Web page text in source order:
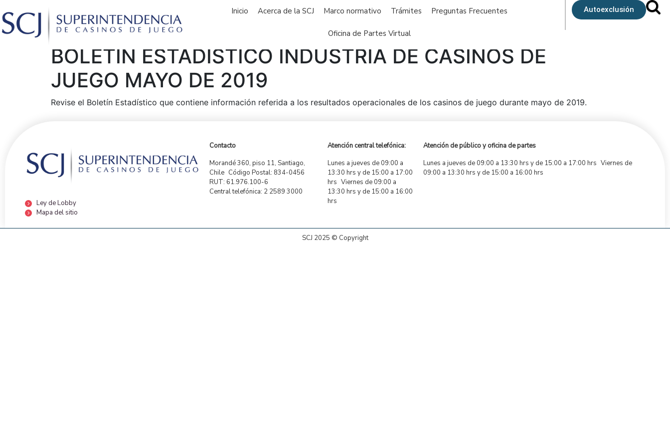
Inicio Acerca de la SCJ Marco normativo Trámites Preguntas Frecuentes
Oficina de Partes Virtual
Autoexclusión
BOLETÍN ESTADÍSTICO INDUSTRIA DE CASINOS DE
JUEGO MAYO DE 2019
Revise el Boletín Estadístico que contiene información referida a los resultados operacionales de los casinos de juego durante mayo de 2019.
Ley de Lobby
Mapa del sitio
Contacto
Morandé 360, piso 11, Santiago,
Chile Código Postal: 834-0456
RUT: 61.976.100-6
Central telefónica: 2 2589 3000
Atención central telefónica:
Lunes a jueves de 09:00 a
13:30 hrs y de 15:00 a 17:00
hrs Viernes de 09:00 a
13:30 hrs y de 15:00 a 16:00
hrs
Atención de público y oficina de partes
Lunes a jueves de 09:00 a 13:30 hrs y de 15:00 a 17:00 hrs Viernes de
09:00 a 13:30 hrs y de 15:00 a 16:00 hrs
SCJ 2025 © Copyright